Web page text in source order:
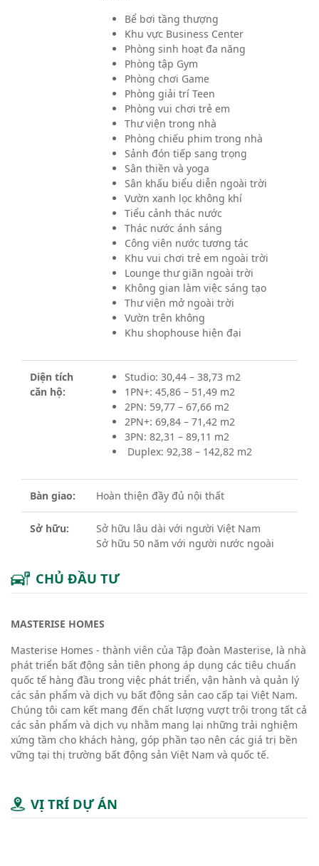
Bể bơi tầng thượng
Khu vực Business Center
Phòng sinh hoạt đa năng
Phòng tập Gym
Phòng chơi Game
Phòng giải trí Teen
Phòng vui chơi trẻ em
Thư viện trong nhà
Phòng chiếu phim trong nhà
Sảnh đón tiếp sang trọng
Sân thiền và yoga
Sân khấu biểu diễn ngoài trời
Vườn xanh lọc không khí
Tiểu cảnh thác nước
Thác nước ánh sáng
Công viên nước tương tác
Khu vui chơi trẻ em ngoài trời
Lounge thư giãn ngoài trời
Không gian làm việc sáng tạo
Thư viện mở ngoài trời
Vườn trên không
Khu shophouse hiện đại
Diện tích
căn hộ:
Studio: 30,44 – 38,73 m2
1PN+: 45,86 – 51,49 m2
2PN: 59,77 – 67,66 m2
2PN+: 69,84 – 71,42 m2
3PN: 82,31 – 89,11 m2
Duplex: 92,38 – 142,82 m2
Bàn giao: Hoàn thiện đầy đủ nội thất
Sở hữu:
Sở hữu lâu dài với người Việt Nam
Sở hữu 50 năm với người nước ngoài
CHỦ ĐẦU TƯ
MASTERISE HOMES
Masterise Homes - thành viên của Tập đoàn Masterise, là nhà
phát triển bất động sản tiên phong áp dụng các tiêu chuẩn
quốc tế hàng đầu trong việc phát triển, vận hành và quản lý
các sản phẩm và dịch vụ bất động sản cao cấp tại Việt Nam.
Chúng tôi cam kết mang đến chất lượng vượt trội trong tất cả
các sản phẩm và dịch vụ nhằm mang lại những trải nghiệm
xứng tầm cho khách hàng, góp phần tạo nên các giá trị bền
vững tại thị trường bất động sản Việt Nam và quốc tế.
VỊ TRÍ DỰ ÁN